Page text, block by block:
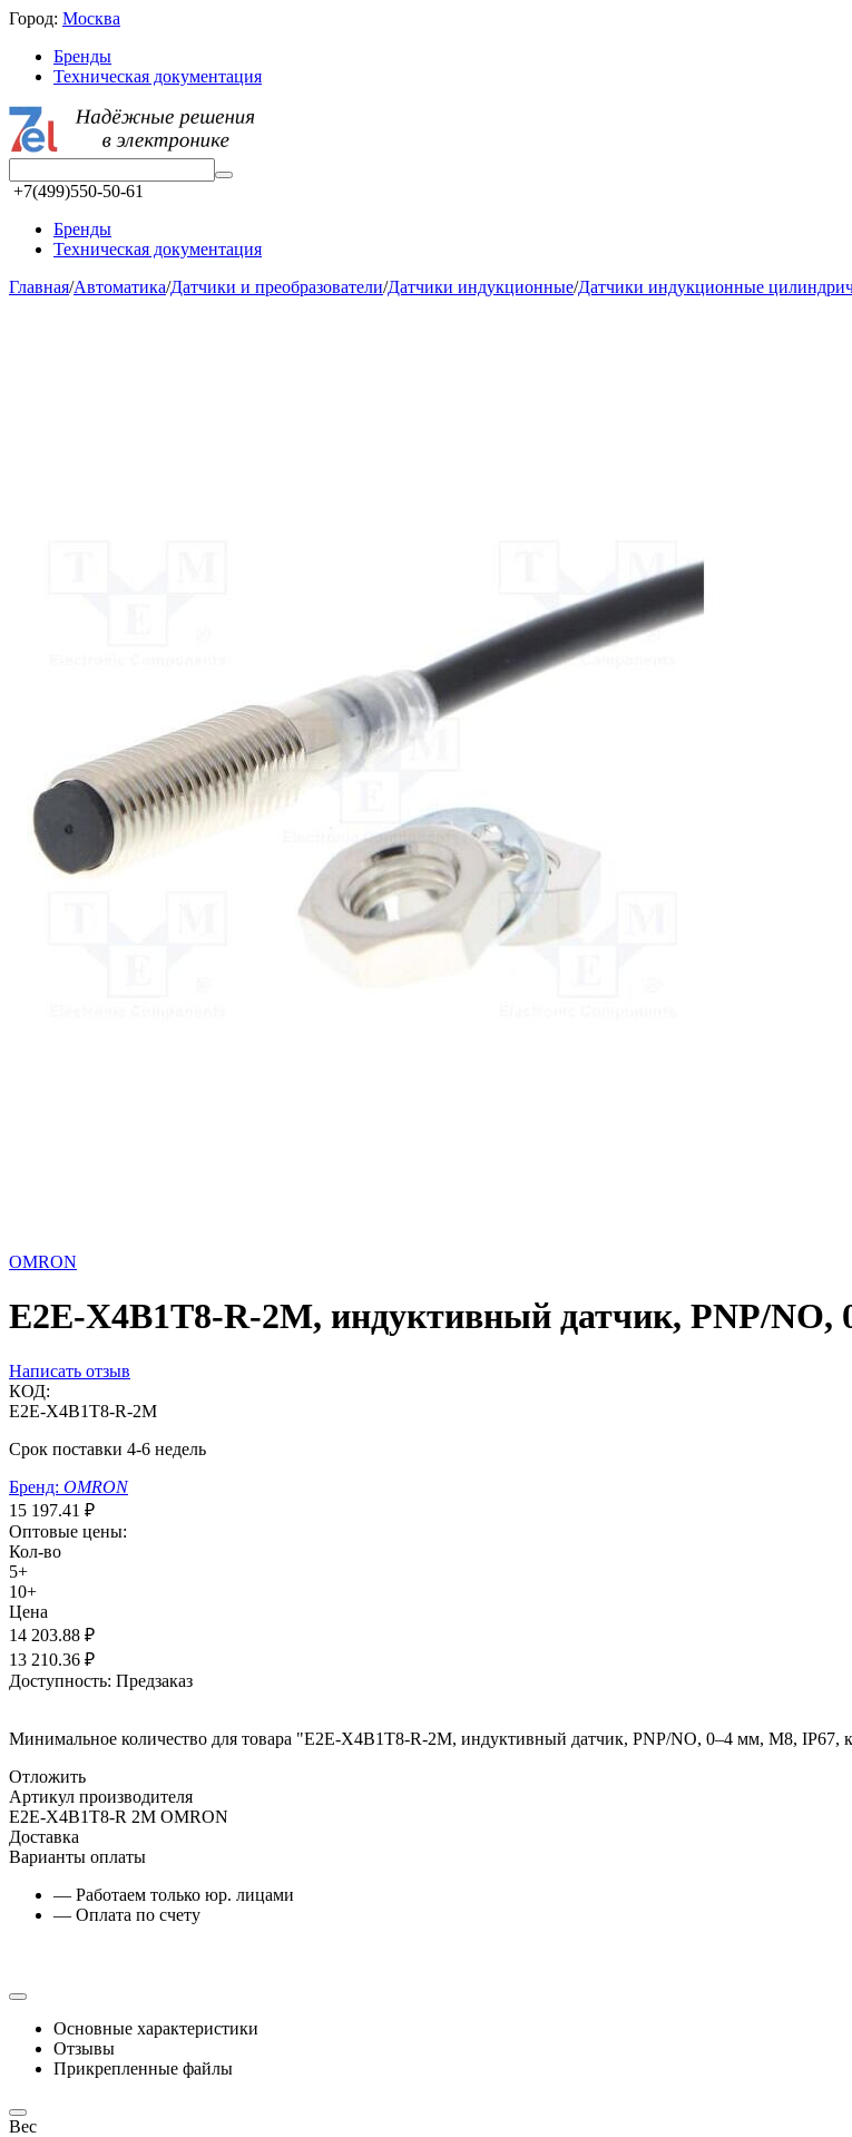
Город: Москва
Бренды
Техническая документация
+7(499)550-50-61
Бренды
Техническая документация
Главная/Автоматика/Датчики и преобразователи/Датчики индукционные/Датчики индукционные
OMRON
E2E-X4B1T8-R-2M, индуктивный датчик, PNP/
Написать отзыв
КОД:
E2E-X4B1T8-R-2M
Срок поставки 4-6 недель
Бренд: OMRON
15 197.41 ₽
Оптовые цены:
Кол-во
5+
10+
Цена
14 203.88 ₽
13 210.36 ₽
Доступность: Предзаказ
Минимальное количество для товара "E2E-X4B1T8-R-2M, индуктивный датчик, PNP/NO, 0–4 мм, М8, IP67,
Отложить
Артикул производителя
E2E-X4B1T8-R 2M OMRON
Доставка
Варианты оплаты
— Работаем только юр. лицами
— Оплата по счету
Основные характеристики
Отзывы
Прикрепленные файлы
Вес